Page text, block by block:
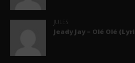
JULES
Jeady Jay – Olé Olé